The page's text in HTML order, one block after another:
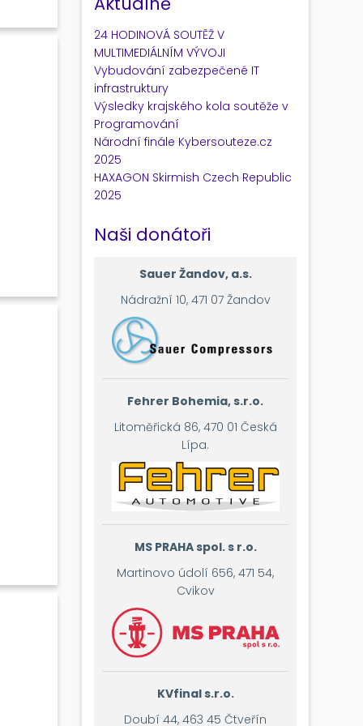
24 HODINOVÁ SOUTĚŽ V
MULTIMEDIÁLNÍM VÝVOJI
Vybudování zabezpečené IT
infrastruktury
Výsledky krajského kola soutěže v
Programování
Národní finále Kybersouteze.cz
2025
HAXAGON Skirmish Czech Republic
2025
Naši donátoři
Sauer Žandov, a.s.
Nádražní 10, 471 07 Žandov
Fehrer Bohemia, s.r.o.
Litoměřická 86, 470 01 Česká
Lípa.
MS PRAHA spol. s r.o.
Martinovo údolí 656, 471 54,
Cvikov
KVfinal s.r.o.
Doubí 44, 463 45 Čtveřín